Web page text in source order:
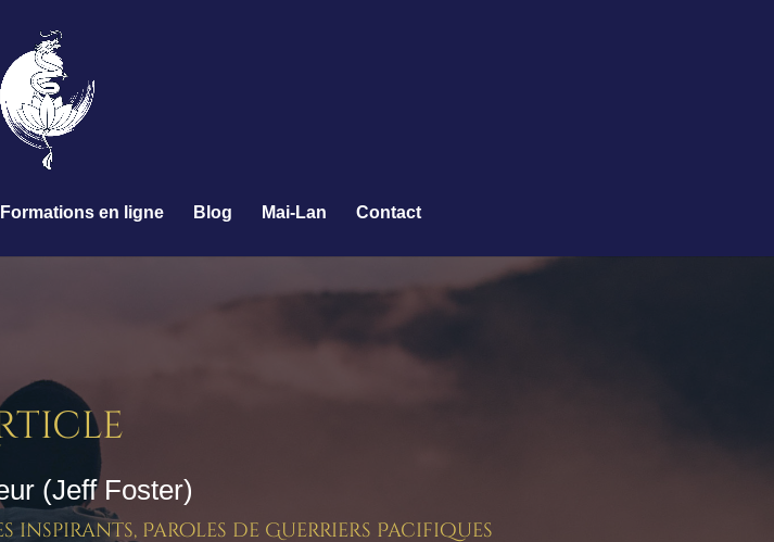
Formations en ligne Blog Mai-Lan Contact
(Jeff Foster)
inspirants, Paroles de Guerriers Pacifiques